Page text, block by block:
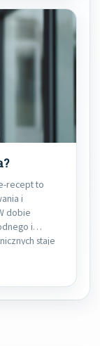
recept to
i
dobie
i
staje